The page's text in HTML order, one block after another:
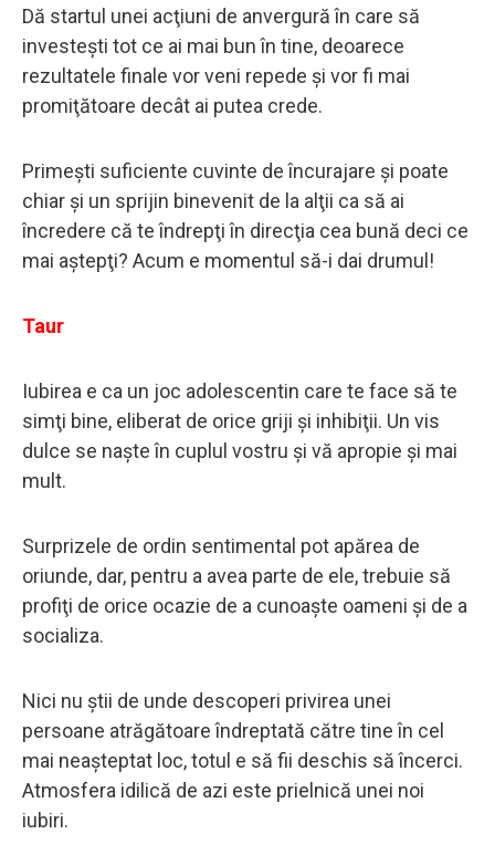
Dă startul unei acţiuni de anvergură în care să
investeşti tot ce ai mai bun în tine, deoarece
rezultatele finale vor veni repede şi vor fi mai
promiţătoare decât ai putea crede.
Primeşti suficiente cuvinte de încurajare şi poate
chiar şi un sprijin binevenit de la alţii ca să ai
încredere că te îndrepţi în direcţia cea bună deci ce
mai aştepţi? Acum e momentul să-i dai drumul!
Taur
Iubirea e ca un joc adolescentin care te face să te
simţi bine, eliberat de orice griji şi inhibiţii. Un vis
dulce se naşte în cuplul vostru şi vă apropie şi mai
mult.
Surprizele de ordin sentimental pot apărea de
oriunde, dar, pentru a avea parte de ele, trebuie să
profiţi de orice ocazie de a cunoaşte oameni şi de a
socializa.
Nici nu ştii de unde descoperi privirea unei
persoane atrăgătoare îndreptată către tine în cel
mai neaşteptat loc, totul e să fii deschis să încerci.
Atmosfera idilică de azi este prielnică unei noi
iubiri.